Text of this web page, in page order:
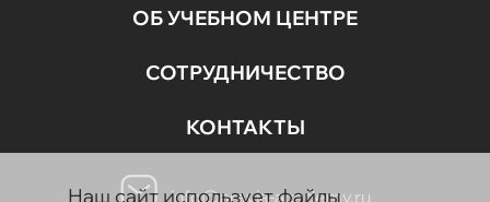
ОБ УЧЕБНОМ ЦЕНТРЕ
СОТРУДНИЧЕСТВО
КОНТАКТЫ
info@aravia-academy.ru
Наш сайт использует файлы